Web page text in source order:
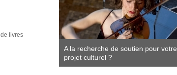
livres
A la recherche de soutien pour votre
projet culturel ?